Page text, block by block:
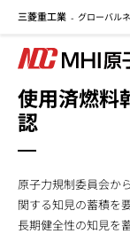
三菱重工業 - グローバル
使用済燃料
認
原子力規制委員会か
関する知見の蓄積を
長期健全性の知見を